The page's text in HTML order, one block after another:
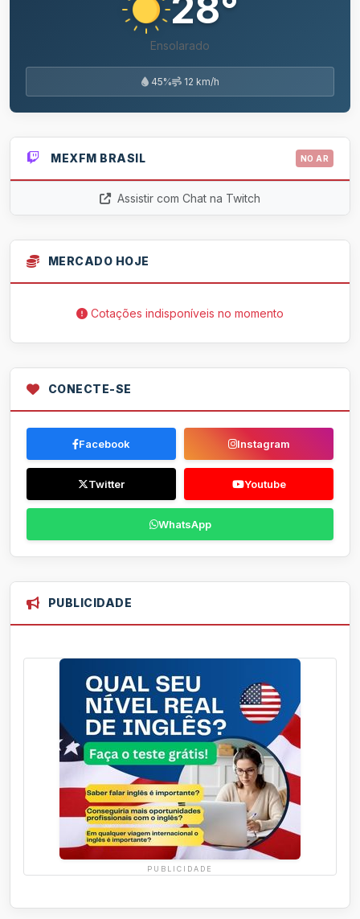
Ensolarado
45% 12 km/h
MEXFM BRASIL NO AR
Assistir com Chat na Twitch
MERCADO HOJE
Cotações indisponíveis no momento
CONECTE-SE
Facebook Instagram
Twitter Youtube
WhatsApp
PUBLICIDADE
PUBLICIDADE